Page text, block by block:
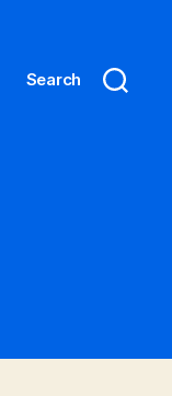
Search